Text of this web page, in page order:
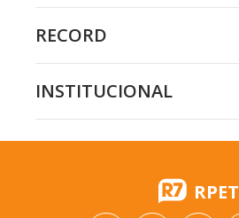
RECORD
INSTITUCIONAL
RPET